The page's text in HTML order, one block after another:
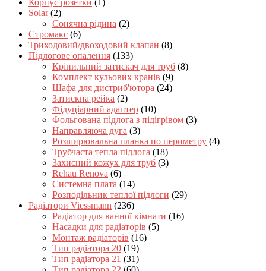
Solar (2)
Сонячна рідина (2)
Стромакс (6)
Триходовий/двоходовий клапан (8)
Підлогове опалення (133)
Кріпильний затискач для труб (8)
Комплект кульових кранів (9)
Шафа для дистриб'ютора (24)
Затискна рейка (2)
Фідуціарний адаптер (10)
Фольгована підлога з підігрівом (3)
Направляюча дуга (3)
Розширювальна планка по периметру (4)
Трубчаста тепла підлога (18)
Захисний кожух для труб (3)
Rehau Renova (6)
Системна плата (14)
Розподільник теплої підлоги (29)
Радіатори Viessmann (236)
Радіатор для ванної кімнати (16)
Насадки для радіаторів (5)
Монтаж радіаторів (16)
Тип радіатора 20 (19)
Тип радіатора 21 (31)